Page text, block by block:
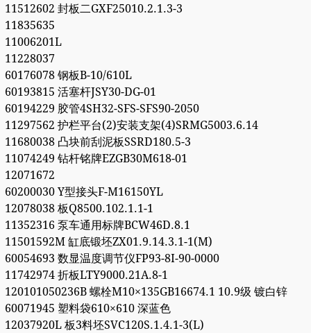
11512602 封板二GXF25010.2.1.3-3
11835635
11006201L
11228037
60176078 钢板B-10/610L
60193815 活塞杆JSY30-DG-01
60194229 胶管4SH32-SFS-SFS90-2050
11297562 护栏平台(2)安装支架(4)SRMG5003.6.14
11680038 凸块前刮泥板SSRD180.5-3
11074249 钻杆铭牌EZGB30M618-01
12071672
60200030 Y型接头F-M16150YL
12078038 板Q8500.102.1.1-1
11352316 泵车通用标牌BCW46D.8.1
11501592M 缸底锻坯ZX01.9.14.3.1-1(M)
60054693 数显温度调节仪FP93-8I-90-0000
11742974 折板LTY9000.21A.8-1
120101050236B 螺栓M10×135GB16674.1 10.9级 镀白锌
60071945 塑料袋610×610 深蓝色
12037920L 板3料坯SVC120S.1.4.1-3(L)